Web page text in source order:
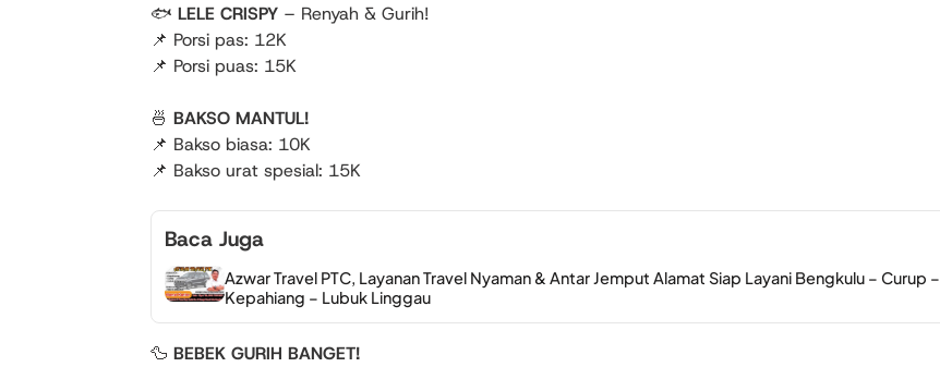
🐟 LELE CRISPY – Renyah & Gurih!
📌 Porsi pas: 12K
📌 Porsi puas: 15K
🍜 BAKSO MANTUL!
📌 Bakso biasa: 10K
📌 Bakso urat spesial: 15K
Baca Juga
Azwar Travel PTC, Layanan Travel Nyaman & Antar Jemput Alamat Siap Layani Bengkulu – Curup –
Kepahiang – Lubuk Linggau
🦆 BEBEK GURIH BANGET!